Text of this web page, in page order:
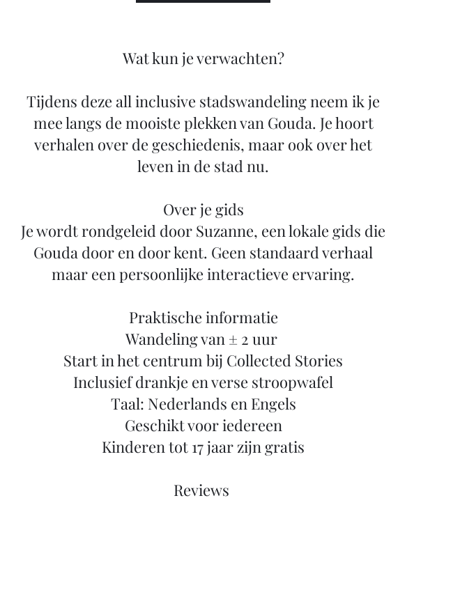
Wat kun je verwachten?
Tijdens deze all inclusive stadswandeling neem ik je
mee langs de mooiste plekken van Gouda. Je hoort
verhalen over de geschiedenis, maar ook over het
leven in de stad nu.
Over je gids
Je wordt rondgeleid door Suzanne, een lokale gids die
Gouda door en door kent. Geen standaard verhaal
maar een persoonlijke interactieve ervaring.
Praktische informatie
Wandeling van ± 2 uur
Start in het centrum bij Collected Stories
Inclusief drankje en verse stroopwafel
Taal: Nederlands en Engels
Geschikt voor iedereen
Kinderen tot 17 jaar zijn gratis
Reviews ​